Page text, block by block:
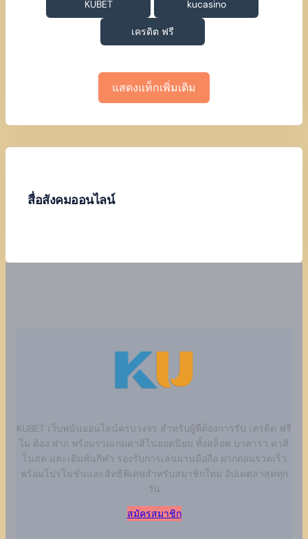
KUBET kucasino
เครดิต ฟรี
แสดงแท็กเพิ่มเติม
สื่อสังคมออนไลน์
KUBET เว็บพนันออนไลน์ครบวงจร สำหรับผู้ที่ต้องการรับ เครดิต ฟรี
ไม่ ต้อง ฝาก พร้อมรวมเกมคาสิโนยอดนิยม ทั้งสล็อต บาคาร่า คาสิ
โนสด และเดิมพันกีฬา รองรับการเล่นผ่านมือถือ ฝากถอนรวดเร็ว
พร้อมโปรโมชั่นและสิทธิพิเศษสำหรับสมาชิกใหม่ อัปเดตล่าสุดทุก
วัน
สมัครสมาชิก